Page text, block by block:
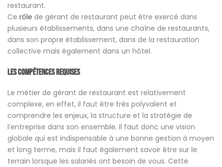
restaurant.
Ce rôle de gérant de restaurant peut être exercé dans
plusieurs établissements, dans une chaîne de restaurants,
dans son propre établissement, dans de la restauration
collective mais également dans un hôtel.
Les compétences requises
Le métier de gérant de restaurant est relativement
complexe, en effet, il faut être très polyvalent et
comprendre les enjeux, la structure et la stratégie de
l’entreprise dans son ensemble. Il faut donc une vision
globale qui est indispensable à une bonne gestion à moyen
et long terme, mais il faut également savoir être sur le
terrain lorsque les salariés ont besoin de vous. Cette